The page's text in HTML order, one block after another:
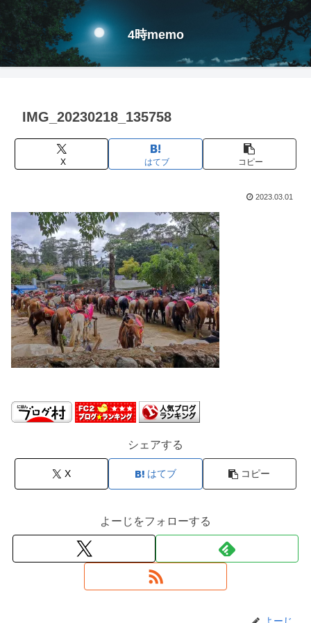
4時memo
IMG_20230218_135758
X はてブ コピー
2023.03.01
シェアする
X はてブ コピー
よーじをフォローする